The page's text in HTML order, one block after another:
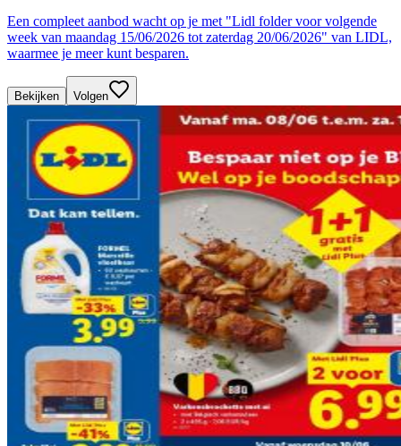
Een compleet aanbod wacht op je met "Lidl folder voor volgende
week van maandag 15/06/2026 tot zaterdag 20/06/2026" van LIDL,
waarmee je meer kunt besparen.
Bekijken Volgen